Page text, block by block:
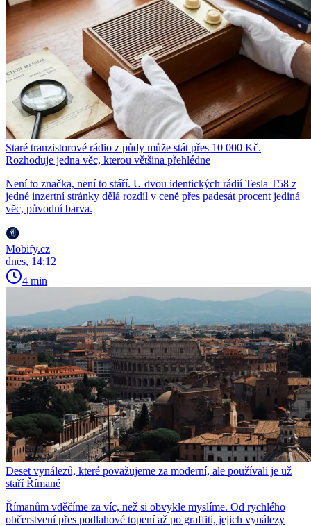
Staré tranzistorové rádio z půdy může stát přes 10 000 Kč.
Rozhoduje jedna věc, kterou většina přehlédne
Není to značka, není to stáří. U dvou identických rádií Tesla T58 z
jedné inzertní stránky dělá rozdíl v ceně přes padesát procent jediná
věc, původní barva.
Mobify.cz
dnes, 14:12
4 min
Deset vynálezů, které považujeme za moderní, ale používali je už
staří Římané
Římanům vděčíme za víc, než si obvykle myslíme. Od rychlého
občerstvení přes podlahové topení až po graffiti, jejich vynálezy